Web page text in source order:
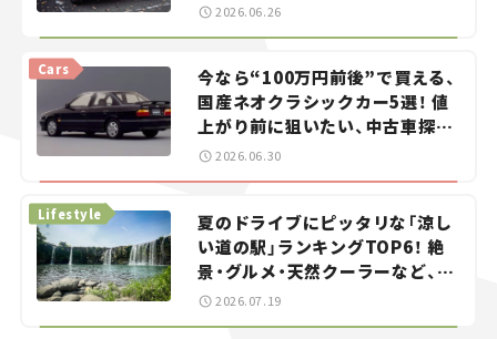
2026.06.26
今なら“100万円前後”で買える、
国産ネオクラシックカー5選！ 値
上がり前に狙いたい、中古車探し
をお手伝い――ちょっとイケてるマ
イカー選び #02
Cars
2026.06.30
夏のドライブにピッタリな「涼し
い道の駅」ランキングTOP6！ 絶
景・グルメ・天然クーラーなど、避
暑におすすめのスポットを紹介
Lifestyle
2026.07.19